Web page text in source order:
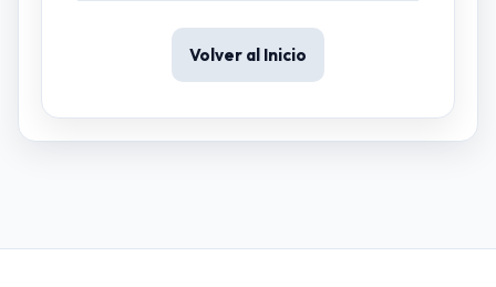
Volver al Inicio